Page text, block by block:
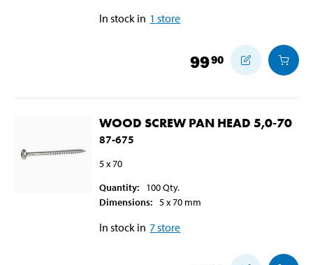
In stock in 1 store
9990
WOOD SCREW PAN HEAD 5,0-70
87-675
5 x 70
Quantity: 100Qty.
Dimensions: 5 x 70 mm
In stock in 7store